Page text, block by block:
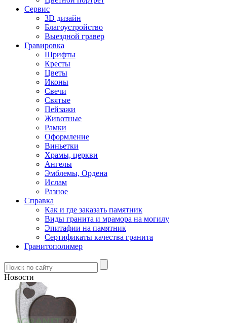
Сервис
3D дизайн
Благоустройство
Выездной гравер
Гравировка
Шрифты
Кресты
Цветы
Иконы
Свечи
Святые
Пейзажи
Животные
Рамки
Оформление
Виньетки
Храмы, церкви
Ангелы
Эмблемы, Ордена
Ислам
Разное
Справка
Как и где заказать памятник
Виды гранита и мрамора на могилу
Эпитафии на памятник
Сертификаты качества гранита
Гранитополимер
Новости